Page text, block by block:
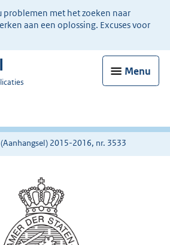
problemen met het zoeken naar
aan een oplossing. Excuses voor
Menu
2015-2016, nr. 3533